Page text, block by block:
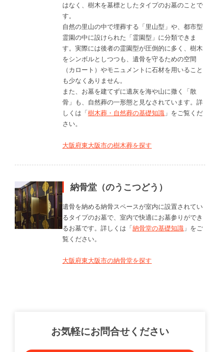
はなく、樹木を墓標としたタイプのお墓のことで
す。
自然の里山の中で埋葬する「里山型」や、都市型
霊園の中に設けられた「霊園型」に分類できま
す。実際には後者の霊園型が圧倒的に多く、樹木
をシンボルとしつつも、遺骨を守るための空間
（カロート）やモニュメントに石材を用いること
も少なくありません。
また、お墓を建てずに遺灰を海や山に撒く「散
骨」も、自然葬の一形態と見なされています。詳
しくは「樹木葬・自然葬の基礎知識 」をご覧くだ
さい。
大阪府東大阪市の樹木葬を探す
納骨堂（のうこつどう）
遺骨を納める納骨スペースが室内に設置されてい
るタイプのお墓で、室内で快適にお墓参りができ
るお墓です。詳しくは「納骨堂の基礎知識 」をご
覧ください。
大阪府東大阪市の納骨堂を探す
お気軽にお問合せください